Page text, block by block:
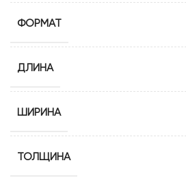
ФОРМАТ
ДЛИНА
ШИРИНА
ТОЛЩИНА